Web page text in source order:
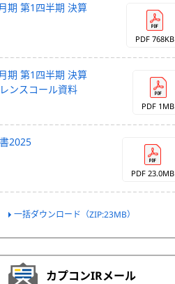
期 第1四半期 決算
PDF 768KB
期 第1四半期 決算
ンスコール資料
PDF 1MB
2025
PDF 23.0MB
一括ダウンロード（ZIP:23MB）
カプコンIRメール